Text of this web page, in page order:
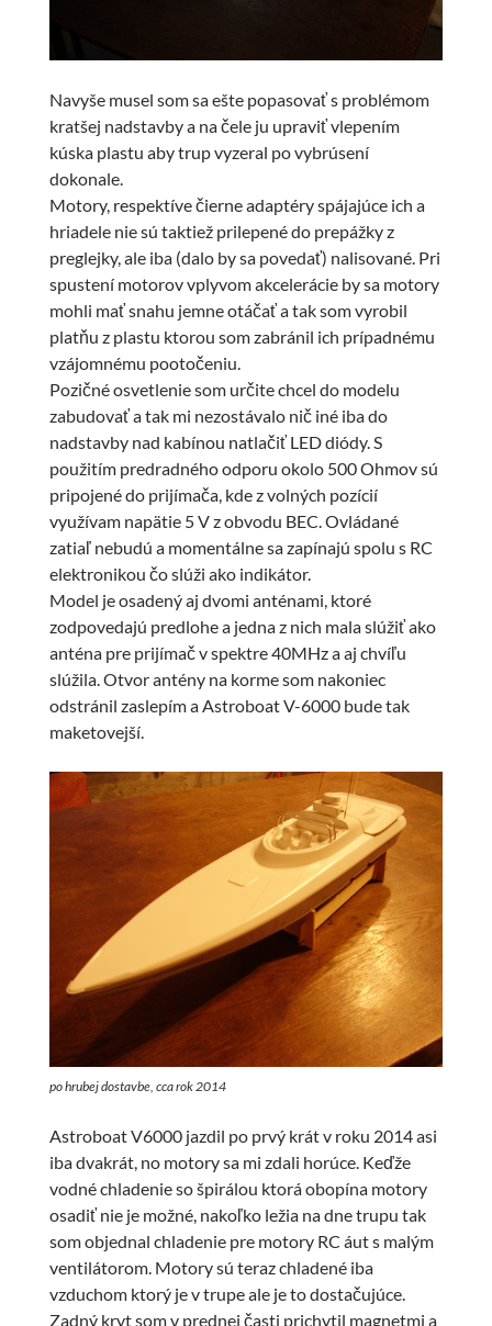
Navyše musel som sa ešte popasovať s problémom
kratšej nadstavby a na čele ju upraviť vlepením
kúska plastu aby trup vyzeral po vybrúsení
dokonale.
Motory, respektíve čierne adaptéry spájajúce ich a
hriadele nie sú taktiež prilepené do prepážky z
preglejky, ale iba (dalo by sa povedať) nalisované. Pri
spustení motorov vplyvom akcelerácie by sa motory
mohli mať snahu jemne otáčať a tak som vyrobil
platňu z plastu ktorou som zabránil ich prípadnému
vzájomnému pootočeniu.
Pozičné osvetlenie som určite chcel do modelu
zabudovať a tak mi nezostávalo nič iné iba do
nadstavby nad kabínou natlačiť LED diódy. S
použitím predradného odporu okolo 500 Ohmov sú
pripojené do prijímača, kde z volných pozícií
využívam napätie 5 V z obvodu BEC. Ovládané
zatiaľ nebudú a momentálne sa zapínajú spolu s RC
elektronikou čo slúži ako indikátor.
Model je osadený aj dvomi anténami, ktoré
zodpovedajú predlohe a jedna z nich mala slúžiť ako
anténa pre prijímač v spektre 40MHz a aj chvíľu
slúžila. Otvor antény na korme som nakoniec
odstránil zaslepím a Astroboat V-6000 bude tak
maketovejší.
po hrubej dostavbe, cca rok 2014
Astroboat V6000 jazdil po prvý krát v roku 2014 asi
iba dvakrát, no motory sa mi zdali horúce. Keďže
vodné chladenie so špirálou ktorá obopína motory
osadiť nie je možné, nakoľko ležia na dne trupu tak
som objednal chladenie pre motory RC áut s malým
ventilátorom. Motory sú teraz chladené iba
vzduchom ktorý je v trupe ale je to dostačujúce.
Zadný kryt som v prednej časti prichytil magnetmi a